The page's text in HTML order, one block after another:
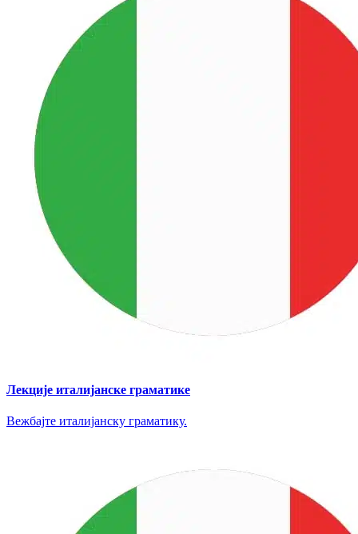
Лекције италијанске граматике
Вежбајте италијанску граматику.